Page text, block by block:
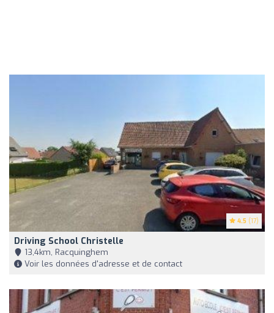
4.5 (17)
Driving School Christelle
13,4km, Racquinghem
Voir les données d'adresse et de contact